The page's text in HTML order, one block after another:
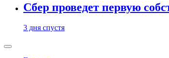
Сбер проведет первую
3 дня спустя